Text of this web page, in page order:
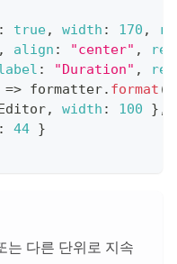
: true, width : 170 ,
, align : "center" ,
: "Duration" ,
=> formatter. format (
, width : 100 } ,
: 44 }
다른 단위로 지속